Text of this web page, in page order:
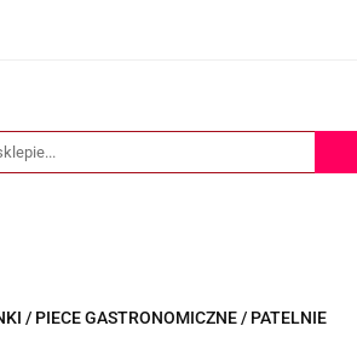
/ PIECE GASTRONOMICZNE / PATELNIE